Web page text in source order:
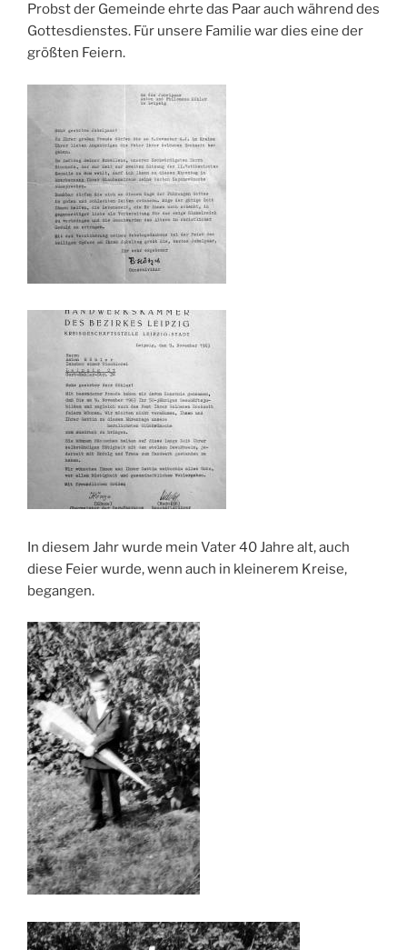
Probst der Gemeinde ehrte das Paar auch während des
Gottesdienstes. Für unsere Familie war dies eine der
größten Feiern.
In diesem Jahr wurde mein Vater 40 Jahre alt, auch
diese Feier wurde, wenn auch in kleinerem Kreise,
begangen.